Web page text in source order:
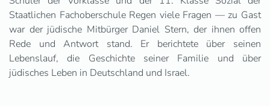
Staatlichen Fachoberschule Regen viele Fragen — zu Gast
war der jüdische Mitbürger Daniel Stern, der ihnen offen
Rede und Antwort stand. Er berichtete über seinen
Lebenslauf, die Geschichte seiner Familie und über
jüdisches Leben in Deutschland und Israel.